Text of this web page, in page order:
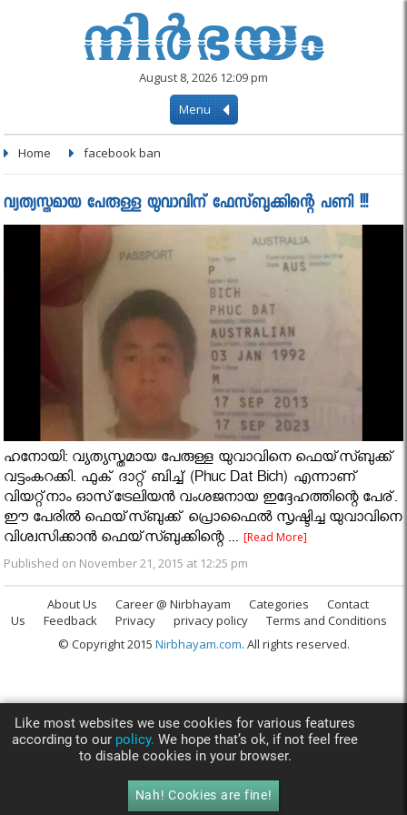
August 8, 2026 12:09 pm
Menu
Home facebook ban
വ്യത്യസ്തമായ പേരുള്ള യുവാവിന് ഫേസ്ബുക്കിന്റെ പണി !!!
ഹനോയി: വ്യത്യസ്തമായ പേരുള്ള യുവാവിനെ ഫെയ്‌സ്ബുക്ക്
വട്ടംകറക്കി. ഫുക് ദാറ്റ് ബിച്ച് (Phuc Dat Bich) എന്നാണ്
വിയറ്റ്‌നാം ഓസ്‌ട്രേലിയന്‍ വംശജനായ ഇദ്ദേഹത്തിന്റെ പേര്.
ഈ പേരില്‍ ഫെയ്‌സ്ബുക്ക് പ്രൊഫൈല്‍ സൃഷ്ടിച്ച യുവാവിനെ
വിശ്വസിക്കാന്‍ ഫെയ്‌സ്ബുക്കിന്റെ ...[Read More]
Published on November 21, 2015 at 12:25 pm
About Us Career @ Nirbhayam Categories
Contact
Us
Feedback Privacy privacy policy
Terms and Conditions
© Copyright 2015 Nirbhayam.com. All rights reserved.
Like most websites we use cookies for various features
according to our policy. We hope that’s ok, if not feel free
to disable cookies in your browser.
Nah! Cookies are fine!